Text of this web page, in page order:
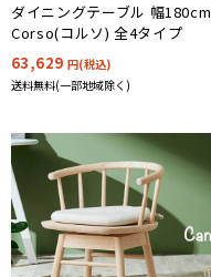
ダイニングテーブル 幅180cm
Corso(コルソ) 全4タイプ
63,629 円(税込)
送料無料(一部地域除く)